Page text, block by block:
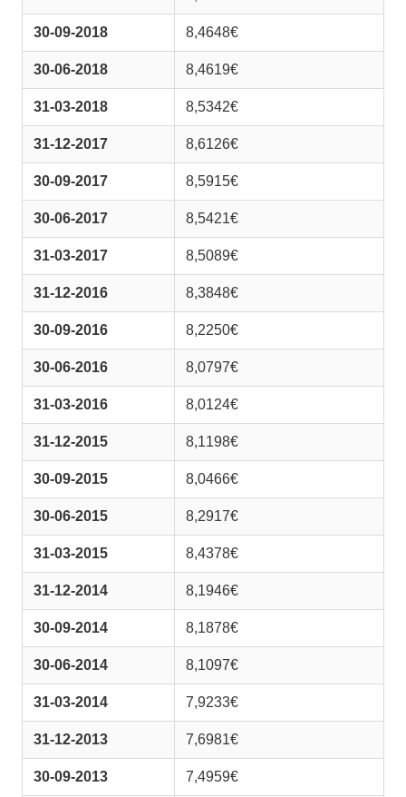
30-09-2018 8,4648€
30-06-2018 8,4619€
31-03-2018 8,5342€
31-12-2017 8,6126€
30-09-2017 8,5915€
30-06-2017 8,5421€
31-03-2017 8,5089€
31-12-2016 8,3848€
30-09-2016 8,2250€
30-06-2016 8,0797€
31-03-2016 8,0124€
31-12-2015 8,1198€
30-09-2015 8,0466€
30-06-2015 8,2917€
31-03-2015 8,4378€
31-12-2014 8,1946€
30-09-2014 8,1878€
30-06-2014 8,1097€
31-03-2014 7,9233€
31-12-2013 7,6981€
30-09-2013 7,4959€